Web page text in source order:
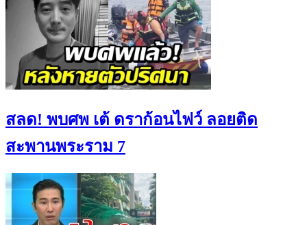
สลด! พบศพ เต้ ดราก้อนไฟว์ ลอยติด
สะพานพระราม 7